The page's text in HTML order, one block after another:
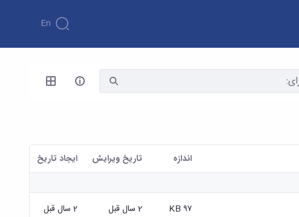
En
اندازه تاریخ ویرایش ايجاد تاريخ
۹۷ KB 2 سال قبل 2 سال قبل